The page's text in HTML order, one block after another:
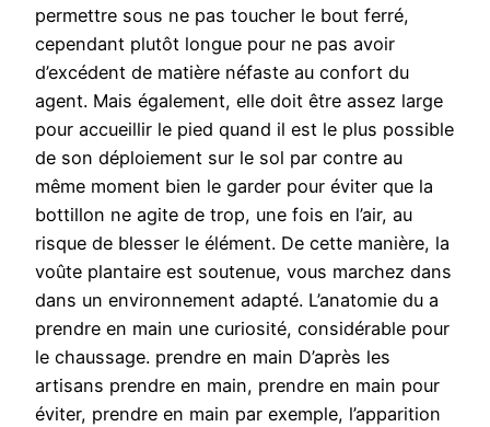
permettre sous ne pas toucher le bout ferré,
cependant plutôt longue pour ne pas avoir
d’excédent de matière néfaste au confort du
agent. Mais également, elle doit être assez large
pour accueillir le pied quand il est le plus possible
de son déploiement sur le sol par contre au
même moment bien le garder pour éviter que la
bottillon ne agite de trop, une fois en l’air, au
risque de blesser le élément. De cette manière, la
voûte plantaire est soutenue, vous marchez dans
dans un environnement adapté. L’anatomie du a
prendre en main une curiosité, considérable pour
le chaussage. prendre en main D’après les
artisans prendre en main, prendre en main pour
éviter, prendre en main par exemple, l’apparition